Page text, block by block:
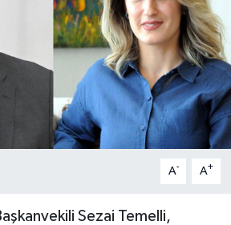
A- A+
Sezai Temelli,